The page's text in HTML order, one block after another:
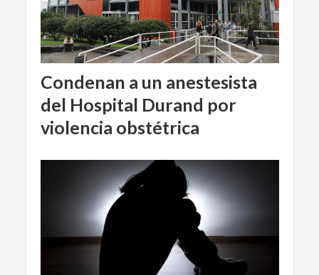
Condenan a un anestesista
del Hospital Durand por
violencia obstétrica